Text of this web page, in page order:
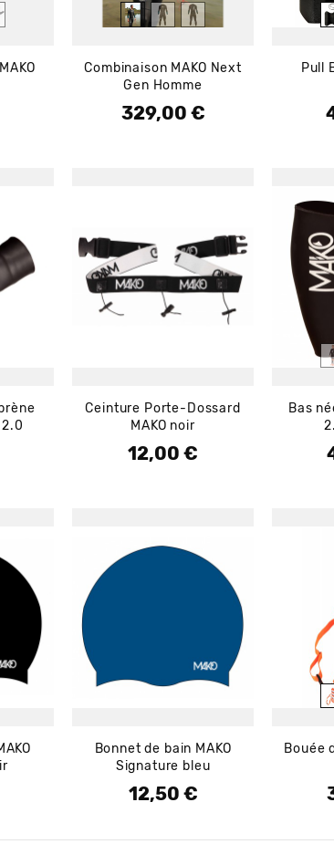
Combinaison MAKO Next
Gen Homme
Prix
329,00 €
Pull
2.0
Ceinture Porte-Dossard
MAKO noir
Prix
12,00 €
Bas
Bonnet de bain MAKO
Signature bleu
Prix
12,50 €
Bouée